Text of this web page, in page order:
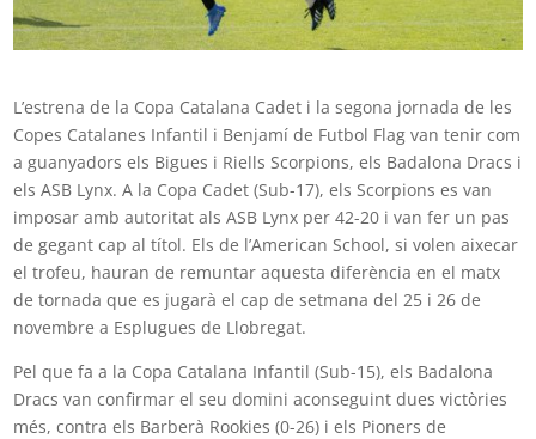
L’estrena de la Copa Catalana Cadet i la segona jornada de les
Copes Catalanes Infantil i Benjamí de Futbol Flag van tenir com
a guanyadors els Bigues i Riells Scorpions, els Badalona Dracs i
els ASB Lynx. A la Copa Cadet (Sub-17), els Scorpions es van
imposar amb autoritat als ASB Lynx per 42-20 i van fer un pas
de gegant cap al títol. Els de l’American School, si volen aixecar
el trofeu, hauran de remuntar aquesta diferència en el matx
de tornada que es jugarà el cap de setmana del 25 i 26 de
novembre a Esplugues de Llobregat.
Pel que fa a la Copa Catalana Infantil (Sub-15), els Badalona
Dracs van confirmar el seu domini aconseguint dues victòries
més, contra els Barberà Rookies (0-26) i els Pioners de